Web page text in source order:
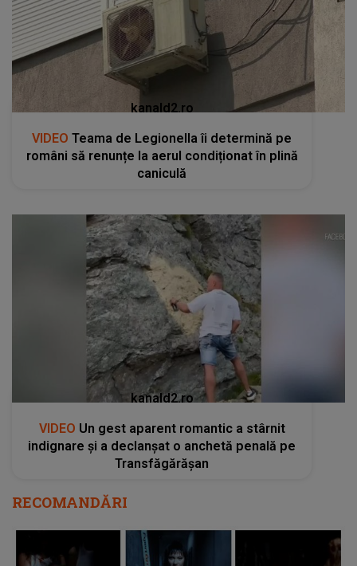
kanald2.ro
VIDEO Teama de Legionella îi determină pe
români să renunțe la aerul condiționat în plină
caniculă
kanald2.ro
VIDEO Un gest aparent romantic a stârnit
indignare și a declanșat o anchetă penală pe
Transfăgărășan
RECOMANDĂRI